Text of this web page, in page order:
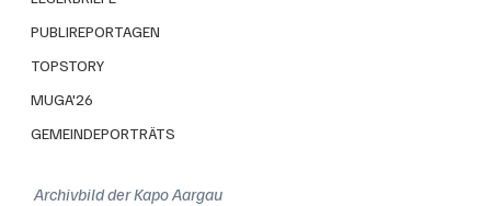
PUBLIREPORTAGEN
TOPSTORY
MUGA'26
GEMEINDEPORTRÄTS
Archivbild der Kapo Aargau